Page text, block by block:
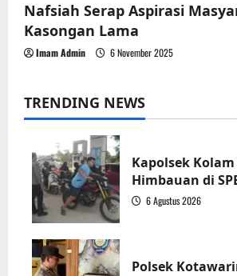
Nafsiah Serap Aspirasi
Kasongan Lama
Imam Admin 6 November 2025
TRENDING NEWS
Kapolsek
Himbauan di
6 Agustus 2026
Polsek